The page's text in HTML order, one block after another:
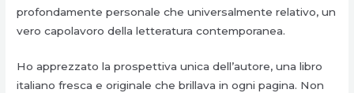
profondamente personale che universalmente relativo, un
vero capolavoro della letteratura contemporanea.
Ho apprezzato la prospettiva unica dell’autore, una libro
italiano fresca e originale che brillava in ogni pagina. Non